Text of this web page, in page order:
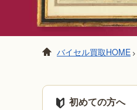
バイセル買取HOME >
初めての方へ